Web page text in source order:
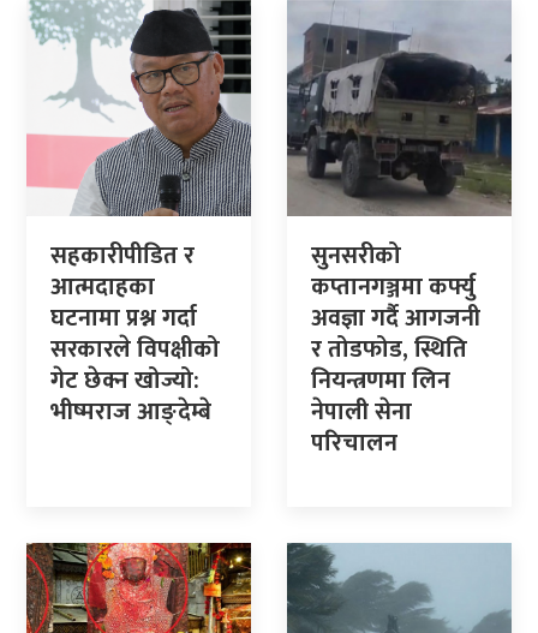
सहकारीपीडित र
आत्मदाहका
घटनामा प्रश्न गर्दा
सरकारले विपक्षीको
गेट छेक्न खोज्यो:
भीष्मराज आङ्देम्बे
सुनसरीको
कप्तानगञ्जमा कर्फ्यु
अवज्ञा गर्दै आगजनी
र तोडफोड, स्थिति
नियन्त्रणमा लिन
नेपाली सेना
परिचालन